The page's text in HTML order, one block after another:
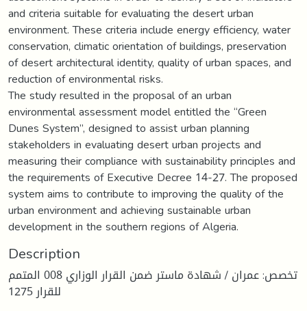
and criteria suitable for evaluating the desert urban
environment. These criteria include energy efficiency, water
conservation, climatic orientation of buildings, preservation
of desert architectural identity, quality of urban spaces, and
reduction of environmental risks.
The study resulted in the proposal of an urban
environmental assessment model entitled the “Green
Dunes System”, designed to assist urban planning
stakeholders in evaluating desert urban projects and
measuring their compliance with sustainability principles and
the requirements of Executive Decree 14-27. The proposed
system aims to contribute to improving the quality of the
urban environment and achieving sustainable urban
development in the southern regions of Algeria.
Description
تخصص: عمران / شهادة ماستر ضمن القرار الوزاري 008 المتمم
للقرار 1275